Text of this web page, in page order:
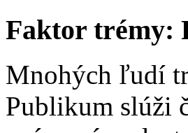
Faktor trémy:
Mnohých ľudí
Publikum slúži